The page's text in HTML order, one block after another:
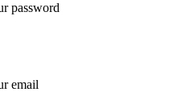
password
email